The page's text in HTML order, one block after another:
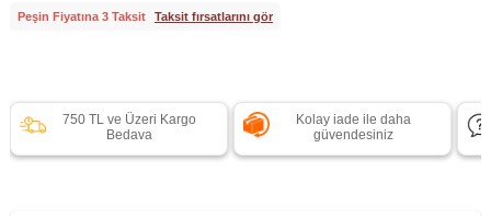
Peşin Fiyatına 3 Taksit Taksit fırsatlarını gör
750 TL ve Üzeri Kargo
Bedava
Kolay iade ile daha
güvendesiniz